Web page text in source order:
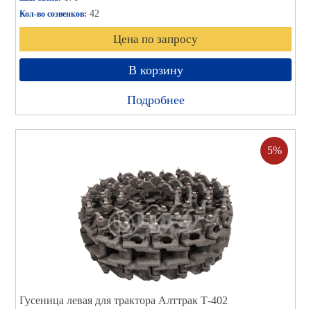
Кол-во созвенков: 42
Цена по запросу
В корзину
Подробнее
5%
Гусеница левая для трактора Алттрак Т-402